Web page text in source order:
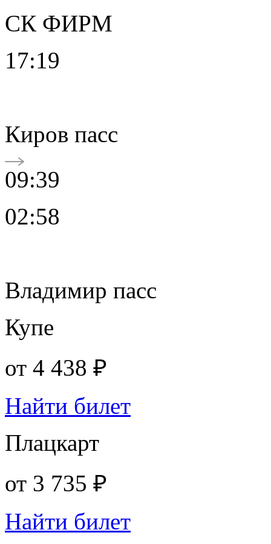
СК ФИРМ
17:19
Киров пасс
09:39
02:58
Владимир пасс
Купе
от 4 438 ₽
Найти билет
Плацкарт
от 3 735 ₽
Найти билет